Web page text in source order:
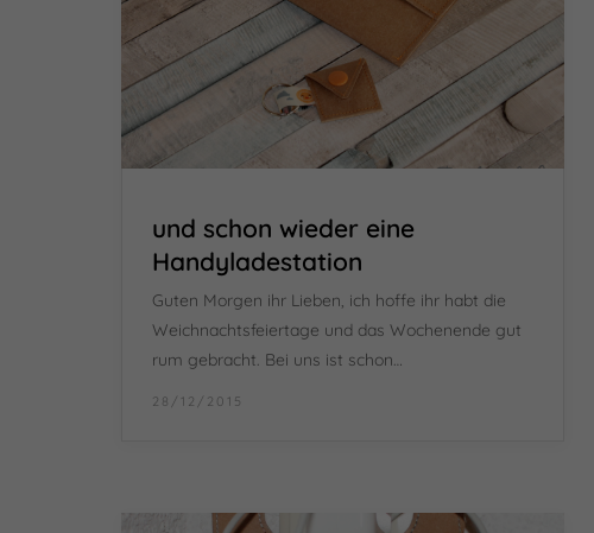
und schon wieder eine
Handyladestation
Guten Morgen ihr Lieben, ich hoffe ihr habt die
Weichnachtsfeiertage und das Wochenende gut
rum gebracht. Bei uns ist schon…
28/12/2015